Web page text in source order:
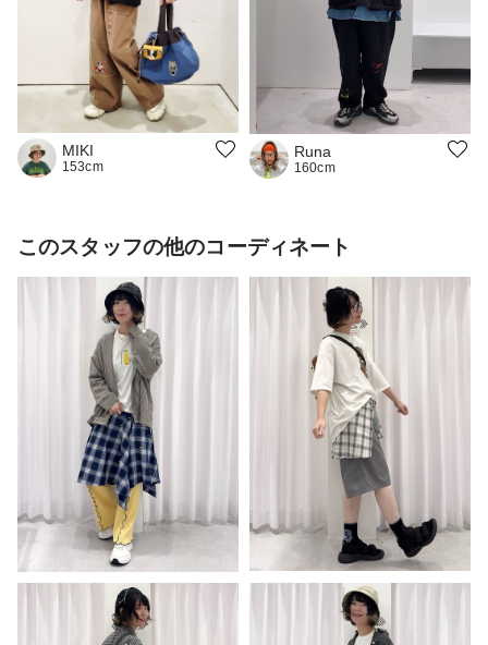
MIKI
153cm
Runa
160cm
このスタッフの他のコーディネート